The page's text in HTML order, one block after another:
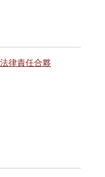
律責任合夥